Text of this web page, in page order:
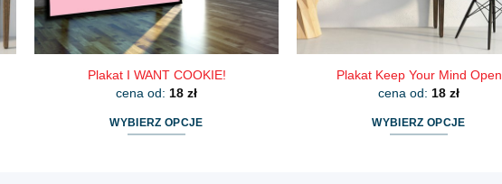
Plakat I WANT COOKIE!
cena od: 18 zł
WYBIERZ OPCJE
Plakat Keep Your Mind Open
cena od: 18 zł
WYBIERZ OPCJE